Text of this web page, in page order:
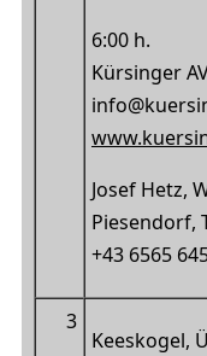
6:00 h.
Kürsinger
Josef Hetz,
Piesendorf,
+43 6565
3
Keeskogel,